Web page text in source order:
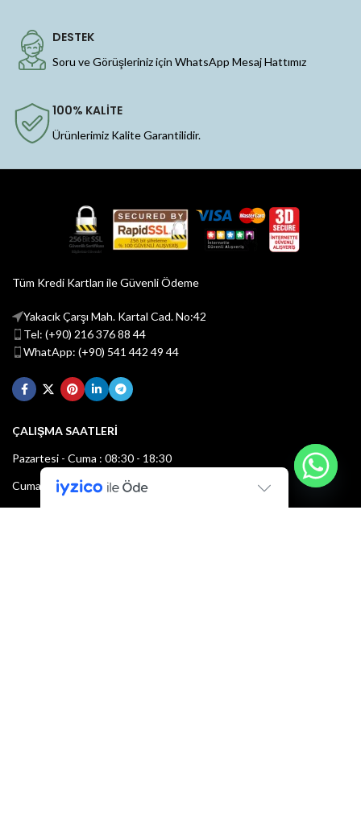
DESTEK
Soru ve Görüşleriniz için WhatsApp Mesaj Hattımız
100% KALİTE
Ürünlerimiz Kalite Garantilidir.
Tüm Kredi Kartları ile Güvenli Ödeme
Yakacık Çarşı Mah. Kartal Cad. No:42
Tel: (+90) 216 376 88 44
WhatApp: (+90) 541 442 49 44
ÇALIŞMA SAATLERİ
Pazartesi - Cuma : 08:30 - 18:30
Cumartesi : 08:30 - 13:00